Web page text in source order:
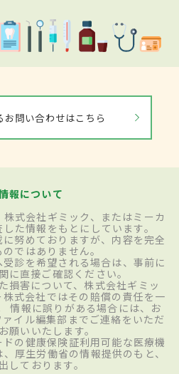
お問い合わせはこちら
報について
式会社ギミック、またはミーカ
た情報をもとにしています。
努めておりますが、内容を完全
ではありません。
診を希望される場合は、事前に
に直接ご確認ください。
損害について、株式会社ギミッ
式会社ではその賠償の責任を一
情報に誤りがある場合には、お
イル編集部までご連絡をいただ
願いいたします。
の健康保険証利用可能な医療機
厚生労働省の情報提供のもと、
しております。